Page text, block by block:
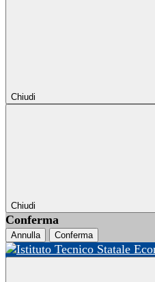
Chiudi
Chiudi
Conferma
Annulla Conferma